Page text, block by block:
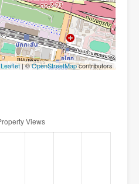
Leaflet| ©OpenStreetMapcontributors